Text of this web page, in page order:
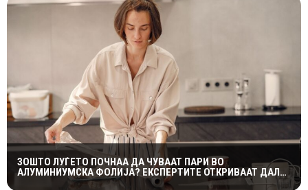
ЗОШТО ЛУЃЕТО ПОЧНАА ДА ЧУВААТ ПАРИ ВО
АЛУМИНИУМСКА ФОЛИЈА? ЕКСПЕРТИТЕ ОТКРИВААТ ДАЛИ
ТРИКОТ НАВИСТИНА ФУНКЦИОНИРА